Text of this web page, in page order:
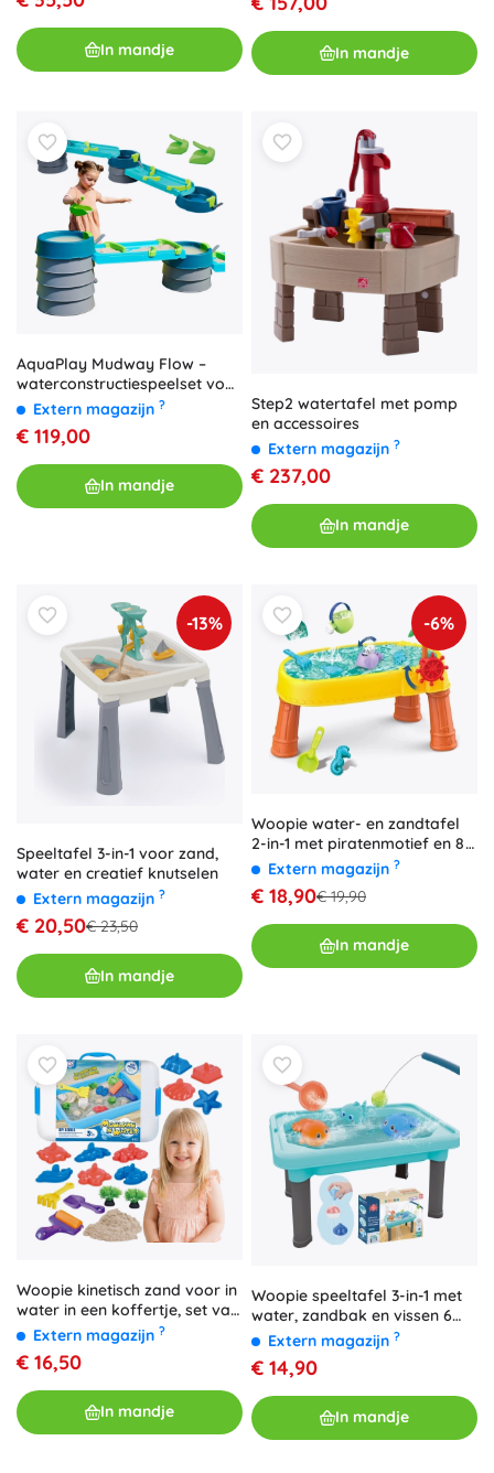
In mandje In mandje
AquaPlay Mudway Flow –
waterconstructiespeelset voor
kinderen, 28 onderdelen
Extern magazijn ?
€ 119,00
In mandje
Step2 watertafel met pomp
en accessoires
Extern magazijn ?
€ 237,00
In mandje
-13%
Speeltafel 3-in-1 voor zand,
water en creatief knutselen
Extern magazijn ?
€ 20,50€ 23,50
In mandje
-6%
Woopie water- en zandtafel
2-in-1 met piratenmotief en 8
accessoires
Extern magazijn ?
€ 18,90€ 19,90
In mandje
Woopie kinetisch zand voor in
water in een koffertje, set van
18 stuks
Extern magazijn ?
€ 16,50
In mandje
Woopie speeltafel 3-in-1 met
water, zandbak en vissen 6
stuksExtern magazijn ?
€ 14,90
In mandje